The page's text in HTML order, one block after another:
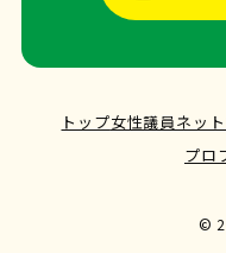
トップ女性議員ネッ
プロ
©